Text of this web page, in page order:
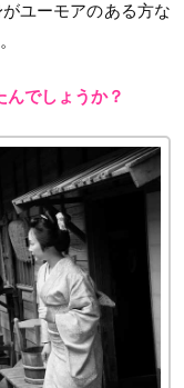
ユーモアのある方な
でしょうか？